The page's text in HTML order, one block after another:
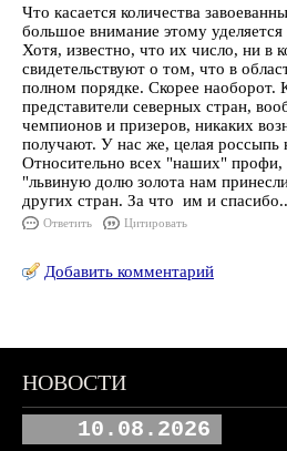
Что касается количества
большое внимание этому
Хотя, известно, что их число, ни в
свидетельствуют о том, что в
полном порядке. Скорее наоборот.
представители северных стран,
чемпионов и призеров, никаких
получают. У нас же, целая россыпь
Относительно всех "наших" профи,
"львиную долю золота нам
других стран. За что им и
Ответить Цитировать
Добавить комментарий
НОВОСТИ
10.08.2026